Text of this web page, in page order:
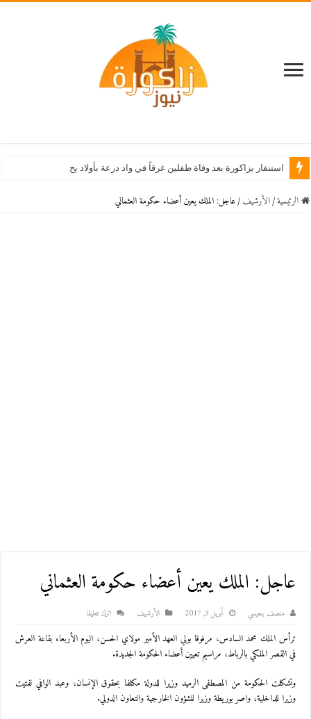
استنفار بزاكورة بعد وفاة طفلين غرقاً في واد درعة بأولاد يحيى لكراير
الرئيسية / اﻷرشيف / عاجل: الملك يعين أعضاء حكومة العثماني
عاجل: الملك يعين أعضاء حكومة العثماني
منصف بنعيسي أبريل 5, 2017 اﻷرشيف اترك تعليقا
ترأس الملك محمد السادس، مرفوقا بولي العهد الأمير مولاي الحسن، اليوم الأربعاء بقاعة العرش
في القصر الملكي بالرباط، مراسيم تعيين أعضاء الحكومة الجديدة.
وتشكلت الحكومة من المصطفى الرميد وزيرا للدولة مكلفا بحقوق الإنسان، وعبد الوافي لفتيت
وزيرا للداخلية، واصر بوريطة وزيرا للشؤون الخارجية والتعاون الدولي.